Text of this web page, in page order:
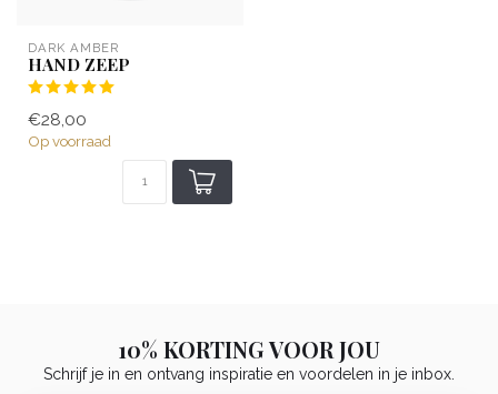
DARK AMBER
HAND ZEEP
€28,00
Op voorraad
10% KORTING VOOR JOU
Schrijf je in en ontvang inspiratie en voordelen in je inbox.